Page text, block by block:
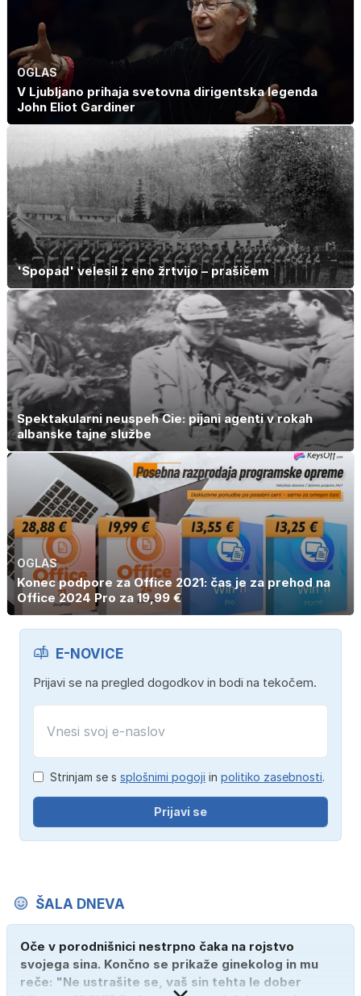
OGLAS
V Ljubljano prihaja svetovna dirigentska legenda
John Eliot Gardiner
'Spopad' velesil z eno žrtvijo – prašičem
Spektakularni neuspeh Cie: pijani agenti v rokah
albanske tajne službe
OGLAS
Konec podpore za Office 2021: čas je za prehod na
Office 2024 Pro za 19,99 €
E-NOVICE
Prijavi se na pregled dogodkov in bodi na tekočem.
Strinjam se s splošnimi pogoji in politiko zasebnosti.
Prijavi se
ŠALA DNEVA
Oče v porodnišnici nestrpno čaka na rojstvo
svojega sina. Končno se prikaže ginekolog in mu
reče: "Ne ustrašite se, vaš sin tehta le dober